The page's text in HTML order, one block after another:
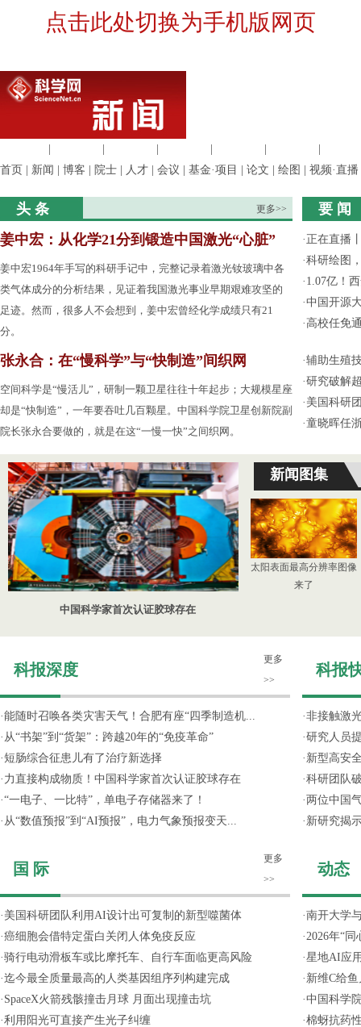
点击此处切换为手机版网页
首页
新闻 博客 院士 人才 会议 基金·项目 论文 绘图 视频·直播
头 条 更多>>
姜中宏：从化学21分到锻造中国激光“心脏”
姜中宏1964年手写的科研手记中，完整记录着激光钕玻璃中各
类气体成分的分析结果，见证着我国激光事业早期艰难攻坚的
足迹。然而，很多人不会想到，姜中宏曾经化学成绩只有21
分。
张永合：在“慢科学”与“快制造”间织网
空间科学是“慢活儿”，研制一颗卫星往往十年起步；大规模星座
却是“快制造”，一年要吞吐几百颗星。中国科学院卫星创新院副
院长张永合要做的，就是在这“一慢一快”之间织网。
要 闻
· 正在直播
·科研绘图
· 1.07亿！
·中国开源
· 高校任免
·辅助生殖
·研究破解
· 美国科研
·童晓晖任
中国科学家首次认证胶球存在
新闻图集
太阳表面最高分辨率图像
来了
科报深度
更多
>>
·能随时召唤各类灾害天气！合肥有座“四季制造机...
· 从“书架”到“货架”：跨越20年的“免疫革命”
· 短肠综合征患儿有了治疗新选择
· 力直接构成物质！中国科学家首次认证胶球存在
·“一电子、一比特”，单电子存储器来了！
· 从“数值预报”到“AI预报”，电力气象预报变天...
国 际
更多
>>
· 美国科研团队利用AI设计出可复制的新型噬菌体
·癌细胞会借特定蛋白关闭人体免疫反应
·骑行电动滑板车或比摩托车、自行车面临更高风险
·迄今最全质量最高的人类基因组序列构建完成
· SpaceX火箭残骸撞击月球 月面出现撞击坑
·利用阳光可直接产生光子纠缠
科报
·非接触激
·研究人员
· 新型高安
·科研团队
· 两位中国
· 新研究揭
动态
·南开大学
·2026年“
·星地AI应
· 新维C给
·中国科学
·棉蚜抗药